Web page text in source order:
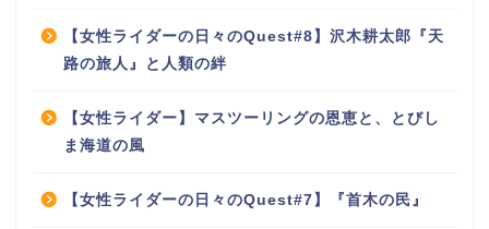
【女性ライダーの日々のQuest#8】沢木耕太郎『天
路の旅人』と人類の絆
【女性ライダー】マスツーリングの恩恵と、とびし
ま海道の風
【女性ライダーの日々のQuest#7】『首木の民』